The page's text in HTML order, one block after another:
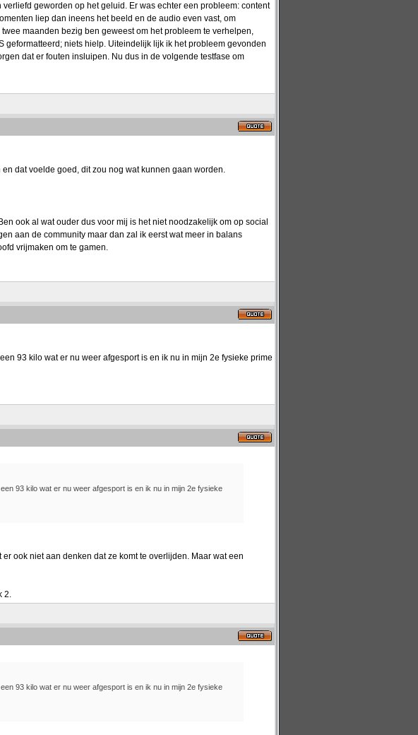
geworden op het geluid. Er was echter een probleem: content
liep dan ineens het beeld en de audio even vast, om
maanden bezig ben geweest om het probleem te verhelpen,
niets hielp. Uiteindelijk lijk ik het probleem gevonden
dat er fouten insluipen. Nu dus in de volgende testfase om
dat voelde goed, dit zou nog wat kunnen gaan worden.
ook al wat ouder dus voor mij is het niet noodzakelijk om op social
aan de community maar dan zal ik eerst wat meer in balans
vrijmaken om te gamen.
93 kilo wat er nu weer afgesport is en ik nu in mijn 2e fysieke prime
93 kilo wat er nu weer afgesport is en ik nu in mijn 2e fysieke
ook niet aan denken dat ze komt te overlijden. Maar wat een
2.
93 kilo wat er nu weer afgesport is en ik nu in mijn 2e fysieke